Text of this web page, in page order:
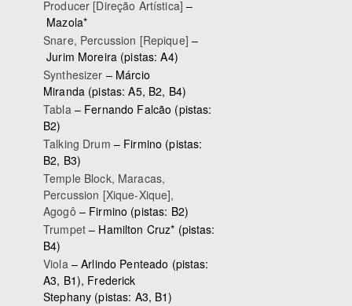
Producer [Direção Artística] –
Mazola*
Snare, Percussion [Repique] –
Jurim Moreira(pistas: A4)
Synthesizer – Márcio
Miranda(pistas: A5, B2, B4)
Tabla– Fernando Falcão (pistas:
B2)
Talking Drum – Firmino (pistas:
B2, B3)
Temple Block, Maracas,
Percussion [Xique-Xique],
Agogô – Firmino (pistas: B2)
Trumpet– Hamilton Cruz* (pistas:
B4)
Viola–Arlindo Penteado (pistas:
A3, B1), Frederick
Stephany (pistas: A3, B1)